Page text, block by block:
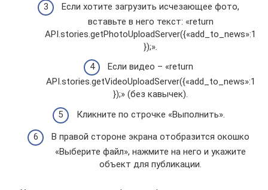
Если хотите загрузить исчезающее фото,
вставьте в него текст: «return
API.stories.getPhotoUploadServer({«add_to_news»:1
});».
Если видео – «return
API.stories.getVideoUploadServer({«add_to_news»:1
});» (без кавычек).
Кликните по строчке «Выполнить».
В правой стороне экрана отобразится окошко
«Выберите файл», нажмите на него и укажите
объект для публикации.